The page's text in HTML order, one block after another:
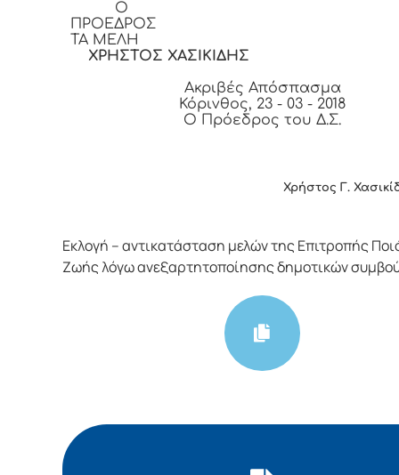
Ο
ΤΑ ΜΕΛΗ
ΧΡΗΣΤΟΣ ΧΑΣΙΚΙΔΗΣ
Ακριβές Απόσπασμα
Κόρινθος, 23 - 03 - 2018
Ο Πρόεδρος του Δ.Σ.
Χρήστος Γ.
Εκλογή – αντικατάσταση μελών της Επιτροπής
Ζωής λόγω ανεξαρτητοποίησης δημοτικών